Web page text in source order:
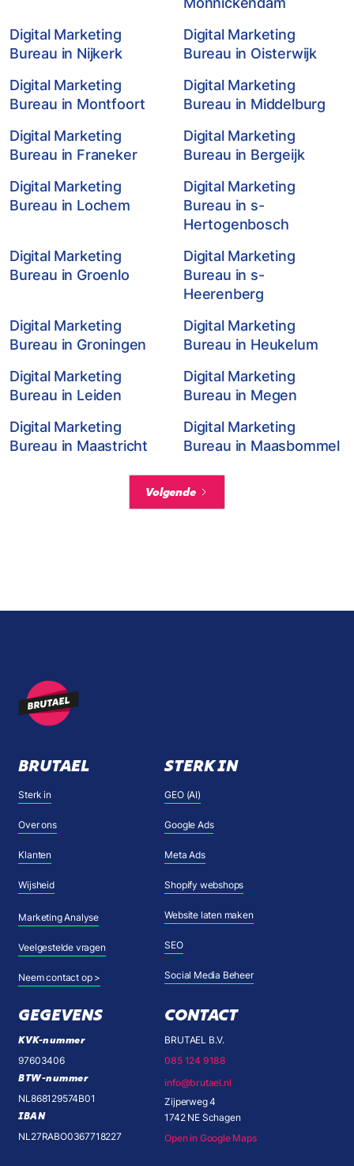
Digital Marketing
Bureau in Nijkerk
Digital Marketing
Bureau in Oisterwijk
Digital Marketing
Bureau in Montfoort
Digital Marketing
Bureau in Middelburg
Digital Marketing
Bureau in Franeker
Digital Marketing
Bureau in Bergeijk
Digital Marketing
Bureau in Lochem
Digital Marketing
Bureau in s-
Hertogenbosch
Digital Marketing
Bureau in Groenlo
Digital Marketing
Bureau in s-
Heerenberg
Digital Marketing
Bureau in Groningen
Digital Marketing
Bureau in Heukelum
Digital Marketing
Bureau in Leiden
Digital Marketing
Bureau in Megen
Digital Marketing
Bureau in Maastricht
Digital Marketing
Bureau in Maasbommel
Volgende
BRUTAEL
Sterk in
Over ons
Klanten
Wijsheid
Marketing Analyse
Veelgestelde vragen
Neem contact op >
STERK IN
GEO (AI)
Google Ads
Meta Ads
Shopify webshops
Website laten maken
SEO
Social Media Beheer
GEGEVENS
KVK-nummer
97603406
BTW-nummer
NL868129574B01
IBAN
NL27RABO0367718227
CONTACT
BRUTAEL B.V.
085 124 9188
info@brutael.nl
Zijperweg 4
1742 NE Schagen
Open in Google Maps